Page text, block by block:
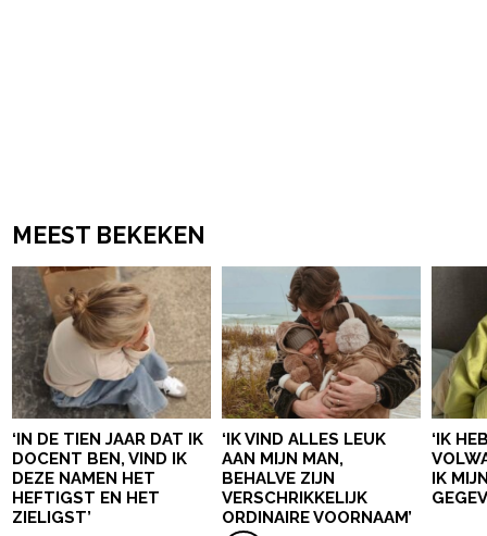
MEEST BEKEKEN
‘IN DE TIEN JAAR DAT IK
DOCENT BEN, VIND IK
DEZE NAMEN HET
HEFTIGST EN HET
ZIELIGST’
‘IK VIND ALLES LEUK
AAN MIJN MAN,
BEHALVE ZIJN
VERSCHRIKKELIJK
ORDINAIRE VOORNAAM’
‘IK
IK